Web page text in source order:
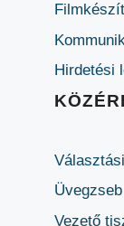
Hirdetési
Üvegzseb
Vezető